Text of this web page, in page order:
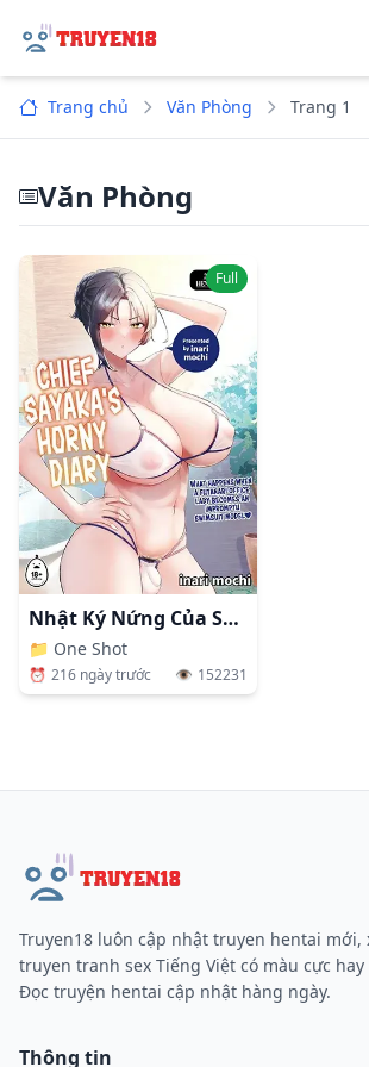
Trang chủ Văn Phòng Trang 1
Văn Phòng
Full
Nhật Ký Nứng Của Sếp Sayaka
📁 One Shot
⏰ 216 ngày trước 👁️ 152231
Truyen18 luôn cập nhật truyen hentai mới,
truyen tranh sex Tiếng Việt có màu cực
Đọc truyện hentai cập nhật hàng ngày.
Thông tin